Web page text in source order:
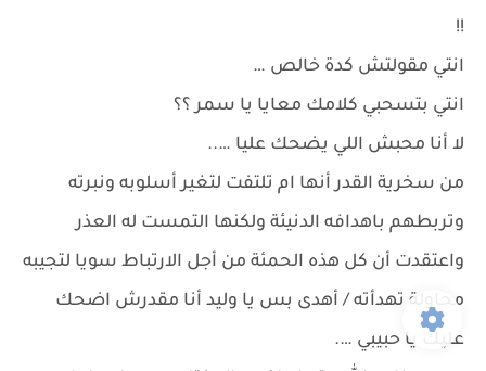
!!
انتي مقولتش كدة خالص …
انتي بتسحبي كلامك معايا يا سمر ؟؟
لا أنا محبش اللي يضحك عليا …..
من سخرية القدر أنها ام تلتفت لتغير أسلوبه ونبرته
وتربطهم باهدافه الدنيئة ولكنها التمست له العذر
واعتقدت أن كل هذه الحمئة من أجل الارتباط سويا لتجيبه
محاولة تهدأته / أهدى بس يا وليد أنا مقدرش اضحك
عليك يا حبيبي ….